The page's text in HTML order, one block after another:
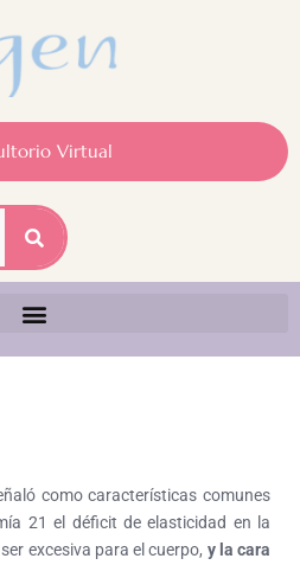
Virtual
como características comunes
21 el déficit de elasticidad en la
excesiva para el cuerpo, y la cara